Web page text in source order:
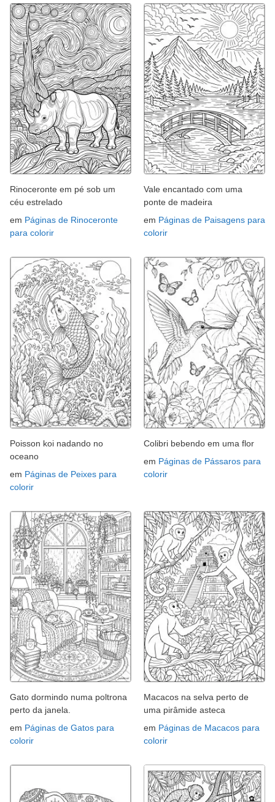
Rinoceronte em pé sob um
céu estrelado
em Páginas de Rinoceronte
para colorir
Vale encantado com uma
ponte de madeira
em Páginas de Paisagens para
colorir
Poisson koi nadando no
oceano
em Páginas de Peixes para
colorir
Colibri bebendo em uma flor
em Páginas de Pássaros para
colorir
Gato dormindo numa poltrona
perto da janela.
em Páginas de Gatos para
colorir
Macacos na selva perto de
uma pirâmide asteca
em Páginas de Macacos para
colorir